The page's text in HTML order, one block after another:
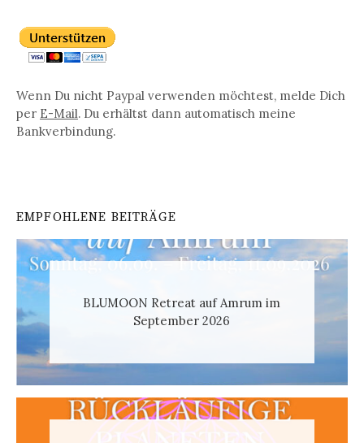
Wenn Du nicht Paypal verwenden möchtest, melde Dich
per E-Mail. Du erhältst dann automatisch meine
Bankverbindung.
EMPFOHLENE BEITRÄGE
BLUMOON Retreat auf Amrum im
September 2026